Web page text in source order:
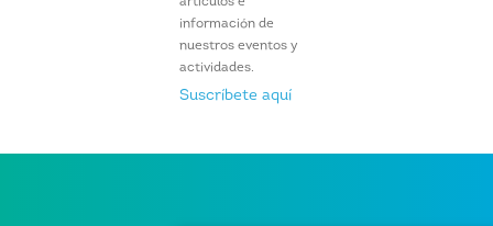
información de
nuestros eventos y
actividades.
Suscríbete aquí